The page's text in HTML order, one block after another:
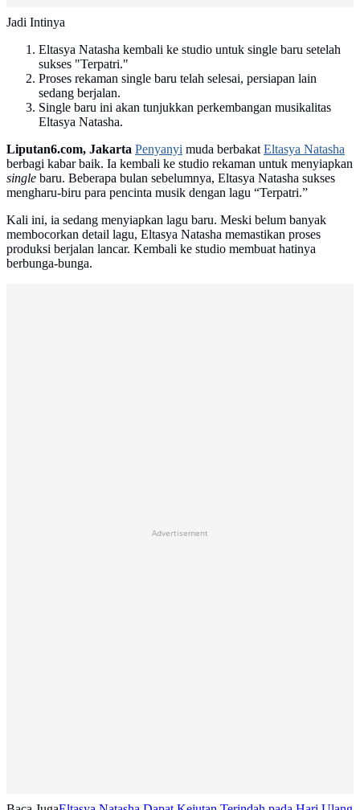
Jadi Intinya
Eltasya Natasha kembali ke studio untuk single baru setelah
sukses "Terpatri."
Proses rekaman single baru telah selesai, persiapan lain
sedang berjalan.
Single baru ini akan tunjukkan perkembangan musikalitas
Eltasya Natasha.
Liputan6.com, Jakarta Penyanyi muda berbakatEltasya Natasha
berbagi kabar baik. Ia kembali ke studio rekaman untuk menyiapkan
single baru. Beberapa bulan sebelumnya, Eltasya Natasha sukses
mengharu-biru para pencinta musik dengan lagu “Terpatri.”
Kali ini, ia sedang menyiapkan lagu baru. Meski belum banyak
membocorkan detail lagu, Eltasya Natasha memastikan proses
produksi berjalan lancar. Kembali ke studio membuat hatinya
berbunga-bunga.
Advertisement